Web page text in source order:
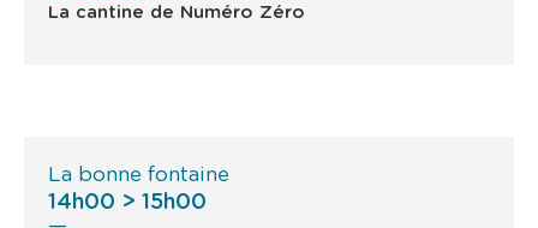
La cantine de Numéro Zéro
La bonne fontaine
14h00 > 15h00